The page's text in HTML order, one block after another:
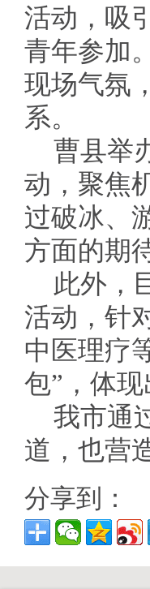
活动，吸
青年参加
现场气氛
系。
曹县举
动，聚焦
过破冰、
方面的期
此外，
活动，针
中医理疗
包”，体
我市通
道，也营
分享到：